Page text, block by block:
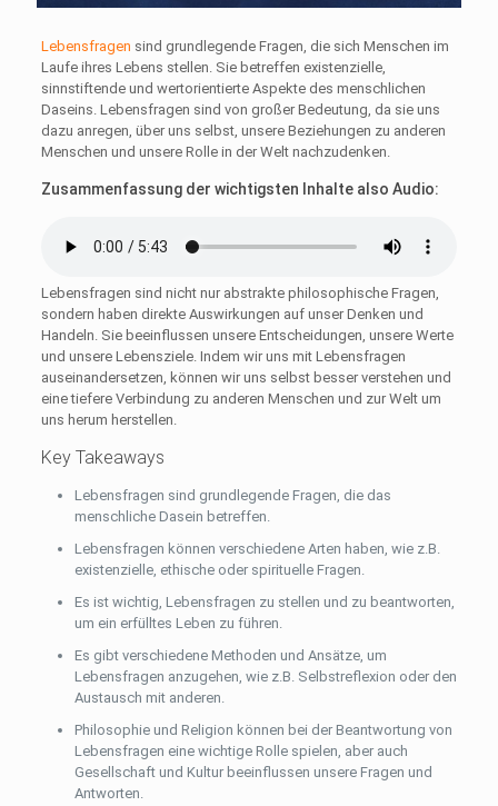
Lebensfragen sind grundlegende Fragen, die sich Menschen im
Laufe ihres Lebens stellen. Sie betreffen existenzielle,
sinnstiftende und wertorientierte Aspekte des menschlichen
Daseins. Lebensfragen sind von großer Bedeutung, da sie uns
dazu anregen, über uns selbst, unsere Beziehungen zu anderen
Menschen und unsere Rolle in der Welt nachzudenken.
Zusammenfassung der wichtigsten Inhalte also Audio:
Lebensfragen sind nicht nur abstrakte philosophische Fragen,
sondern haben direkte Auswirkungen auf unser Denken und
Handeln. Sie beeinflussen unsere Entscheidungen, unsere Werte
und unsere Lebensziele. Indem wir uns mit Lebensfragen
auseinandersetzen, können wir uns selbst besser verstehen und
eine tiefere Verbindung zu anderen Menschen und zur Welt um
uns herum herstellen.
Key Takeaways
Lebensfragen sind grundlegende Fragen, die das
menschliche Dasein betreffen.
Lebensfragen können verschiedene Arten haben, wie z.B.
existenzielle, ethische oder spirituelle Fragen.
Es ist wichtig, Lebensfragen zu stellen und zu beantworten,
um ein erfülltes Leben zu führen.
Es gibt verschiedene Methoden und Ansätze, um
Lebensfragen anzugehen, wie z.B. Selbstreflexion oder den
Austausch mit anderen.
Philosophie und Religion können bei der Beantwortung von
Lebensfragen eine wichtige Rolle spielen, aber auch
Gesellschaft und Kultur beeinflussen unsere Fragen und
Antworten.